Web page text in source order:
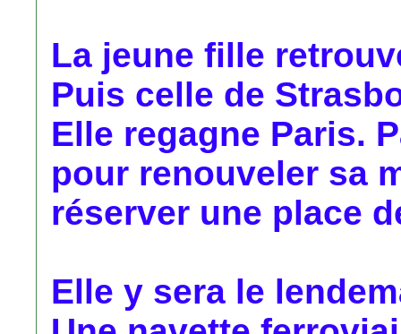
La jeune fille
Puis celle de
Elle regagne Paris.
pour renouveler sa
réserver une place
Elle y sera le